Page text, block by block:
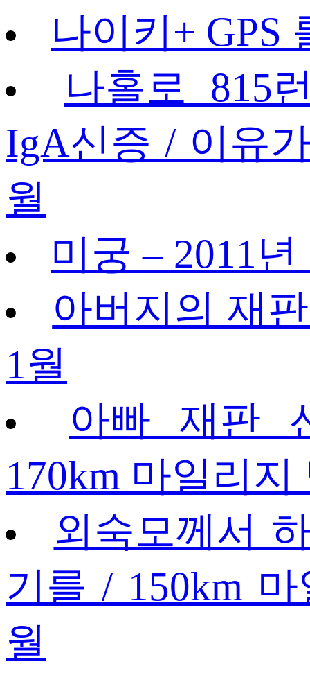
나이키+ GPS
나홀로 815
IgA신증 / 이유
월
미궁 – 2011년
아버지의 재
1월
아빠 재판
170km 마일리지
외숙모께서
기를 / 150km
월